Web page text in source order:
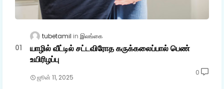
tubetamil இலங்கை
யாழில் வீட்டில் சட்டவிரோத கருக்கலைப்பால் பெண்
உயிரிழப்பு
ஜூன் 11, 2025
0